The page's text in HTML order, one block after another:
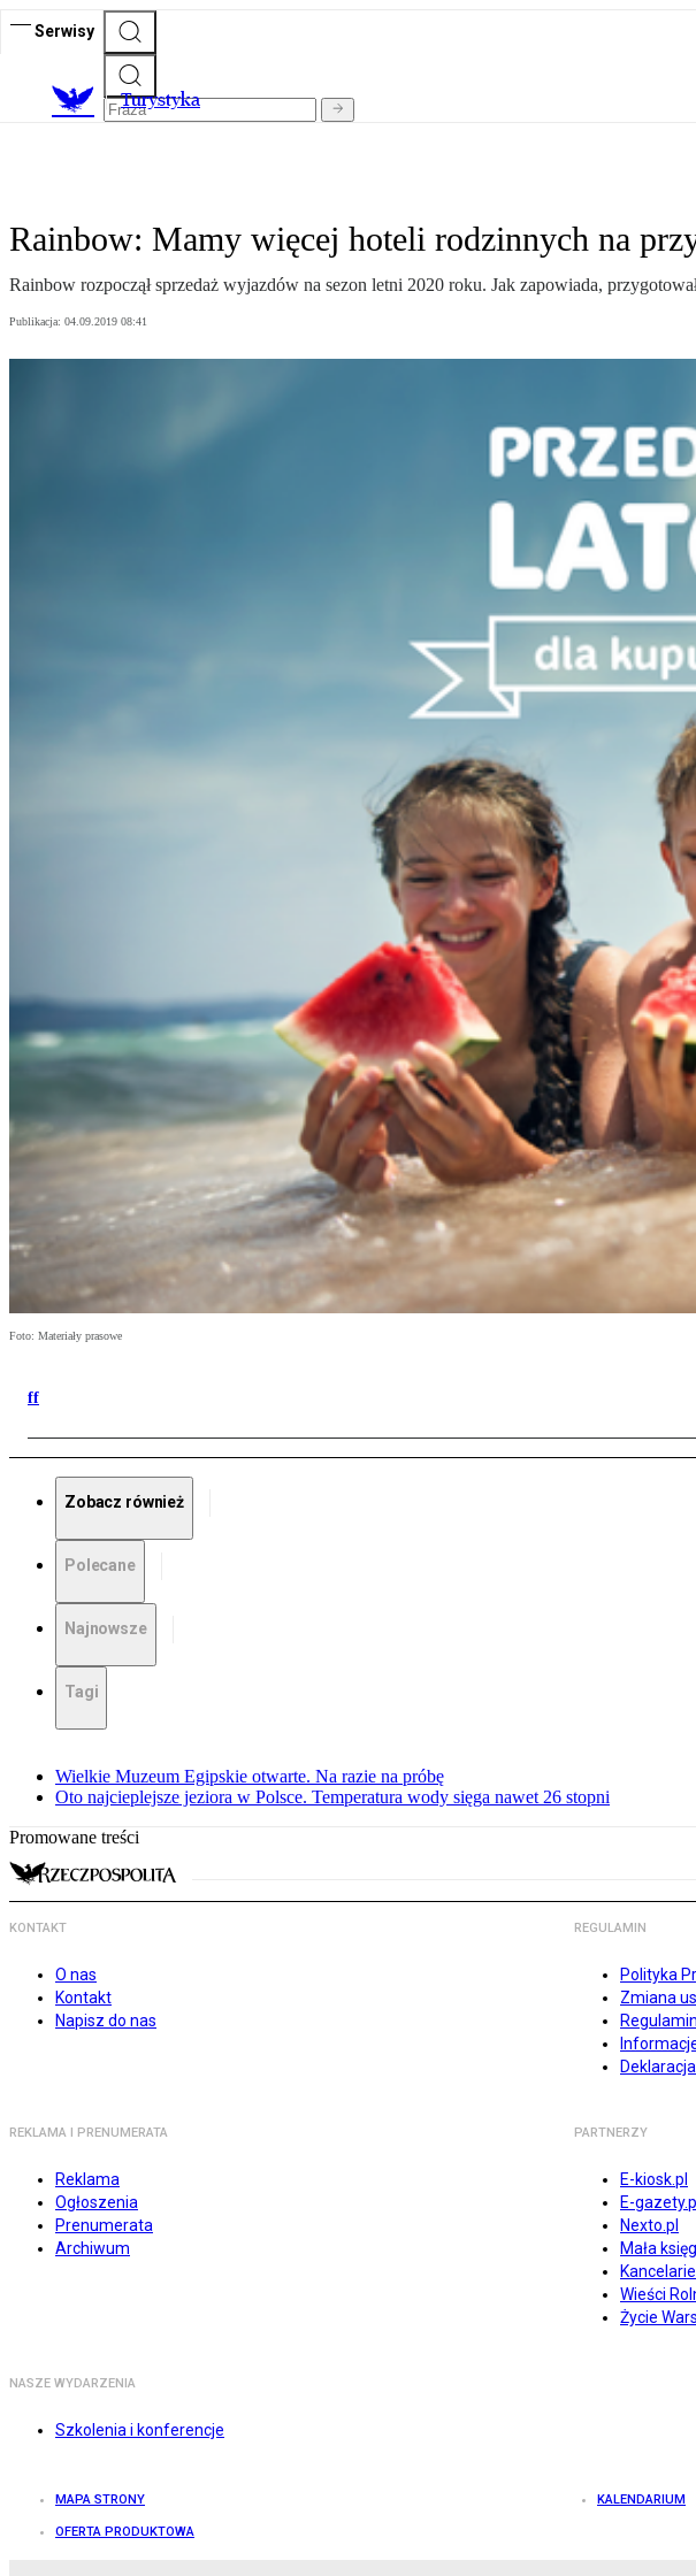
Serwisy
Turystyka
Rainbow: Mamy więcej hoteli rodzinnych na
Rainbow rozpoczął sprzedaż wyjazdów na sezon letni 2020 roku. Jak zapowiada,
Publikacja: 04.09.2019 08:41
Foto: Materiały prasowe
ff
Zobacz również
Polecane
Najnowsze
Tagi
Wielkie Muzeum Egipskie otwarte. Na razie na próbę
Oto najcieplejsze jeziora w Polsce. Temperatura wody sięga nawet 26 stopni
Promowane treści
KONTAKT
O nas
Kontakt
Napisz do nas
REGULAMIN
Polityka
Zmiana
REKLAMA I PRENUMERATA
Reklama
Ogłoszenia
Prenumerata
Archiwum
PARTNERZY
E-kiosk.pl
E-gazety.pl
Nexto.pl
Mała
Wieści
Życie
NASZE WYDARZENIA
Szkolenia i konferencje
MAPA STRONY KALENDARIUM
OFERTA PRODUKTOWA